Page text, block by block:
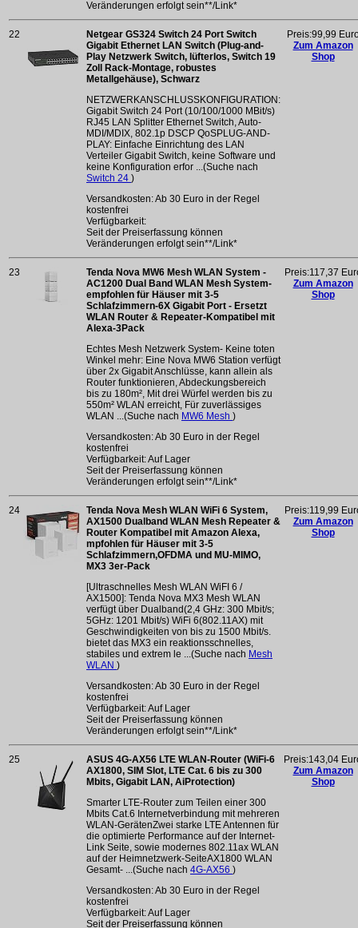
Veränderungen erfolgt sein**/Link*
22
Netgear GS324 Switch 24 Port Switch
Gigabit Ethernet LAN Switch (Plug-and-
Play Netzwerk Switch, lüfterlos, Switch 19
Zoll Rack-Montage, robustes
Metallgehäuse), Schwarz
NETZWERKANSCHLUSSKONFIGURATION:
Gigabit Switch 24 Port (10/100/1000 MBit/s)
RJ45 LAN Splitter Ethernet Switch, Auto-
MDI/MDIX, 802.1p DSCP QoSPLUG-AND-
PLAY: Einfache Einrichtung des LAN
Verteiler Gigabit Switch, keine Software und
keine Konfiguration erfor ...(Suche nach
Switch 24 )
Versandkosten: Ab 30 Euro in der Regel
kostenfrei
Verfügbarkeit:
Seit der Preiserfassung können
Veränderungen erfolgt sein**/Link*
Preis:99,99
Zum Amazon
Shop
23
Tenda Nova MW6 Mesh WLAN System -
AC1200 Dual Band WLAN Mesh System-
empfohlen für Häuser mit 3-5
Schlafzimmern-6X Gigabit Port - Ersetzt
WLAN Router & Repeater-Kompatibel mit
Alexa-3Pack
Echtes Mesh Netzwerk System- Keine toten
Winkel mehr: Eine Nova MW6 Station verfügt
über 2x Gigabit Anschlüsse, kann allein als
Router funktionieren, Abdeckungsbereich
bis zu 180m², Mit drei Würfel werden bis zu
550m² WLAN erreicht, Für zuverlässiges
WLAN ...(Suche nach MW6 Mesh )
Versandkosten: Ab 30 Euro in der Regel
kostenfrei
Verfügbarkeit: Auf Lager
Seit der Preiserfassung können
Veränderungen erfolgt sein**/Link*
Preis:117,37
Zum Amazon
Shop
24
Tenda Nova Mesh WLAN WiFi 6 System,
AX1500 Dualband WLAN Mesh Repeater &
Router Kompatibel mit Amazon Alexa,
mpfohlen für Häuser mit 3-5
Schlafzimmern,OFDMA und MU-MIMO,
MX3 3er-Pack
[Ultraschnelles Mesh WLAN WiFI 6 /
AX1500]: Tenda Nova MX3 Mesh WLAN
verfügt über Dualband(2,4 GHz: 300 Mbit/s;
5GHz: 1201 Mbit/s) WiFi 6(802.11AX) mit
Geschwindigkeiten von bis zu 1500 Mbit/s.
bietet das MX3 ein reaktionsschnelles,
stabiles und extrem le ...(Suche nach Mesh
WLAN )
Versandkosten: Ab 30 Euro in der Regel
kostenfrei
Verfügbarkeit: Auf Lager
Seit der Preiserfassung können
Veränderungen erfolgt sein**/Link*
Preis:119,99
Zum Amazon
Shop
25
ASUS 4G-AX56 LTE WLAN-Router (WiFi-6
AX1800, SIM Slot, LTE Cat. 6 bis zu 300
Mbits, Gigabit LAN, AiProtection)
Smarter LTE-Router zum Teilen einer 300
Mbits Cat.6 Internetverbindung mit mehreren
WLAN-GerätenZwei starke LTE Antennen für
die optimierte Performance auf der Internet-
Link Seite, sowie modernes 802.11ax WLAN
auf der Heimnetzwerk-SeiteAX1800 WLAN
Gesamt- ...(Suche nach 4G-AX56 )
Versandkosten: Ab 30 Euro in der Regel
kostenfrei
Verfügbarkeit: Auf Lager
Seit der Preiserfassung können
Preis:143,04
Zum Amazon
Shop